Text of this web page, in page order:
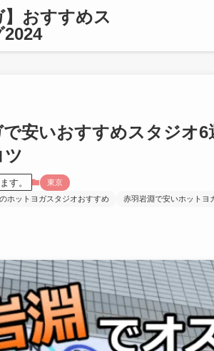
】おすすめス
安いおすすめスタジオ
ツ
す。
東京
ホットヨガスタジオおすすめ 赤羽岩淵で安いホットヨ